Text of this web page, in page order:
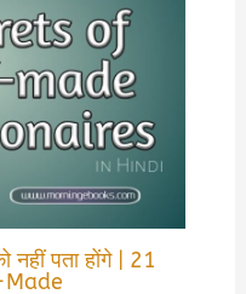
पता होंगे | 21
Made